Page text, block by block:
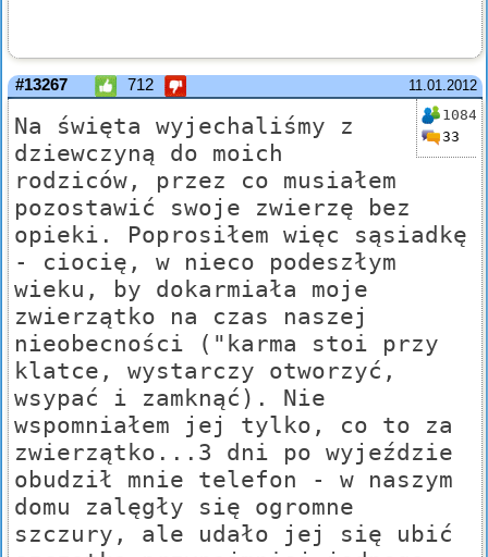
11.01.2012
#13267 712
1084
33
Na święta wyjechaliśmy z
dziewczyną do moich
rodziców, przez co musiałem
pozostawić swoje zwierzę bez
opieki. Poprosiłem więc sąsiadkę
- ciocię, w nieco podeszłym
wieku, by dokarmiała moje
zwierzątko na czas naszej
nieobecności ("karma stoi przy
klatce, wystarczy otworzyć,
wsypać i zamknąć). Nie
wspomniałem jej tylko, co to za
zwierzątko...3 dni po wyjeździe
obudził mnie telefon - w naszym
domu zalęgły się ogromne
szczury, ale udało jej się ubić